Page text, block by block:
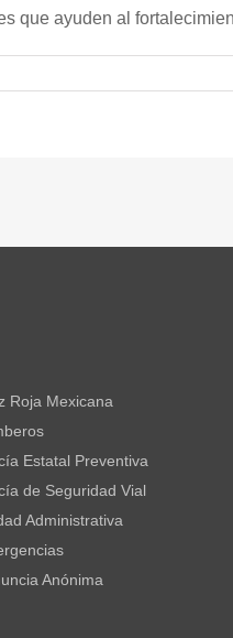
que ayuden al
Roja Mexicana
Estatal Preventiva
de Seguridad Vial
Administrativa
Anónima